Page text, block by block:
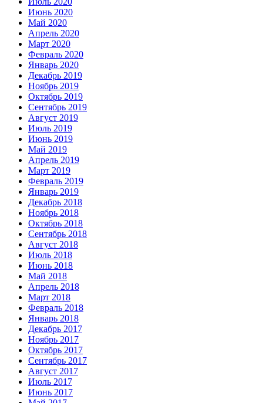
Июнь 2020
Май 2020
Апрель 2020
Март 2020
Февраль 2020
Январь 2020
Декабрь 2019
Ноябрь 2019
Октябрь 2019
Сентябрь 2019
Август 2019
Июль 2019
Июнь 2019
Май 2019
Апрель 2019
Март 2019
Февраль 2019
Январь 2019
Декабрь 2018
Ноябрь 2018
Октябрь 2018
Сентябрь 2018
Август 2018
Июль 2018
Июнь 2018
Май 2018
Апрель 2018
Март 2018
Февраль 2018
Январь 2018
Декабрь 2017
Ноябрь 2017
Октябрь 2017
Сентябрь 2017
Август 2017
Июль 2017
Июнь 2017